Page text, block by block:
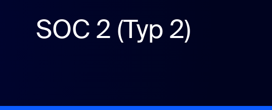
Center CX-Insights
SOC 2 (Typ 2)